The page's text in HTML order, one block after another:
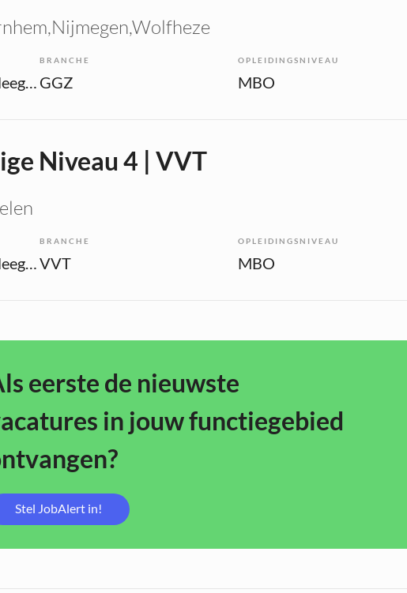
BRANCHE
GGZ
OPLEIDINGSNIVEAU
MBO
Niveau 4 | VVT
BRANCHE
VVT
OPLEIDINGSNIVEAU
MBO
eerste de nieuwste
in jouw functiegebied
Stel JobAlert in!